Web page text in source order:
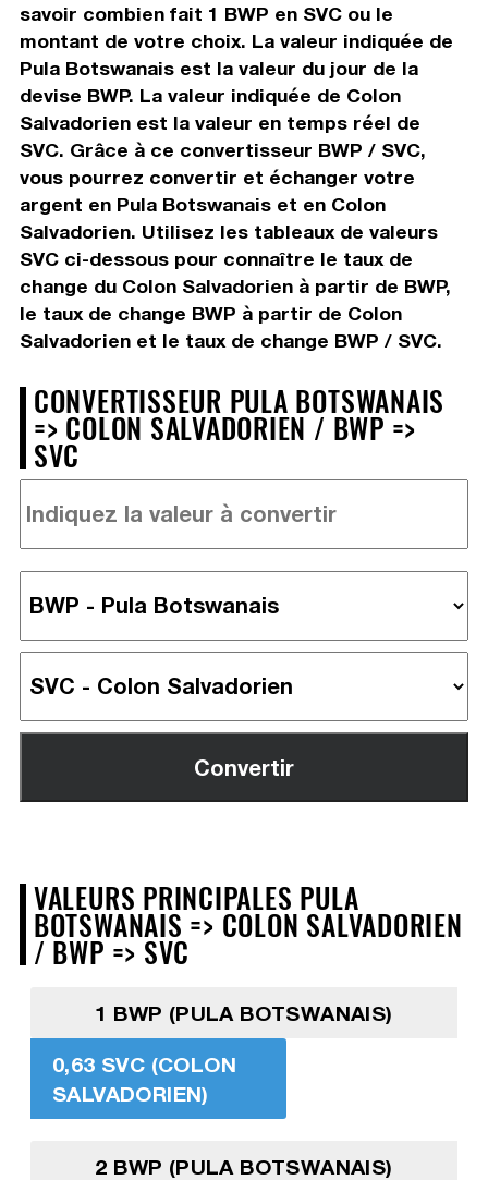
savoir combien fait 1 BWP en SVC ou le
montant de votre choix. La valeur indiquée de
Pula Botswanais est la valeur du jour de la
devise BWP. La valeur indiquée de Colon
Salvadorien est la valeur en temps réel de
SVC. Grâce à ce convertisseur BWP / SVC,
vous pourrez convertir et échanger votre
argent en Pula Botswanais et en Colon
Salvadorien. Utilisez les tableaux de valeurs
SVC ci-dessous pour connaître le taux de
change du Colon Salvadorien à partir de BWP,
le taux de change BWP à partir de Colon
Salvadorien et le taux de change BWP / SVC.
CONVERTISSEUR PULA BOTSWANAIS
=> COLON SALVADORIEN / BWP =>
SVC
VALEURS PRINCIPALES PULA
BOTSWANAIS => COLON SALVADORIEN
/ BWP => SVC
1 BWP (PULA BOTSWANAIS)
0,63 SVC (COLON
SALVADORIEN)
2 BWP (PULA BOTSWANAIS)